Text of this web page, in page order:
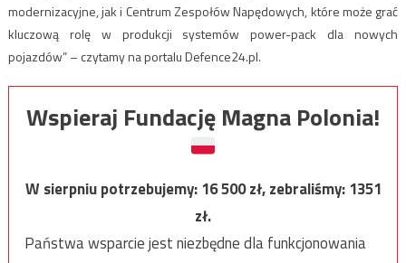
modernizacyjne, jak i Centrum Zespołów Napędowych, które może grać
kluczową rolę w produkcji systemów power-pack dla nowych
pojazdów” – czytamy na portalu Defence24.pl.
Wspieraj Fundację Magna Polonia!
W sierpniu potrzebujemy:16 500zł, zebraliśmy:1351
zł.
Państwa wsparcie jest niezbędne dla funkcjonowania